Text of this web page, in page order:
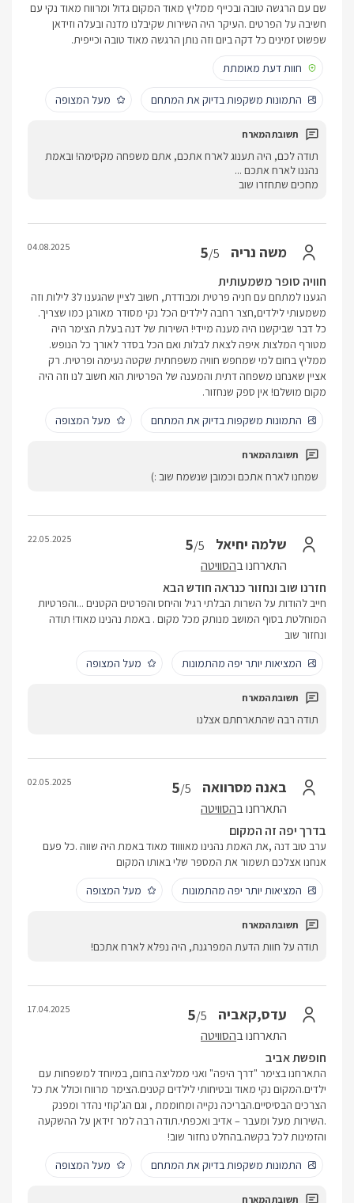
שם עם הרגשה טובה ובכייף ממליץ מאוד המקום גדול ומרווח מאוד נקי עם
חשיבה על הפרטים .העיקר היה השירות שקיבלנו מדנה ובעלה וזידאן
שפשוט זמינים כל דקה ביום וזה נותן הרגשה מאוד טובה וכייפית.
חוות דעת מאומתת
התמונות משקפות בדיוק את המתחם מעל המצופה
תודה לכם, היה תענוג לארח אתכם, אתם משפחה מקסימה! ובאמת
נהננו לארח אתכם ...
מחכים שתחזרו שוב
משה נריה 5/5
04.08.2025
חוויה סופר משמעותית
הגענו למתחם עם חניה פרטית ומבודדת, חשוב לציין שהגענו ל3 לילות וזה
משמעותי לילדים,חצר רחבה לילדים הכל נקי מסודר מאורגן כמו שצריך.
כל דבר שביקשנו היה מענה מיידי! השירות של דנה בעלת הצימר היה
מטורף המלצות איפה לצאת לבלות ואם הכל בסדר לאורך כל הנופש.
ממליץ בחום למי שמחפש חוויה משפחתית שקטה נעימה ופרטית. רק
אציין שאנחנו משפחה דתית והמענה של הפרטיות הוא חשוב לנו וזה היה
מקום מושלם! אין ספק שנחזור.
התמונות משקפות בדיוק את המתחם
מעל המצופה
שמחנו לארח אתכם וכמובן שנשמח שוב :)
שלמה יחיאל 5/5
התארחנו בהסוויטה
22.05.2025
חזרנו שוב ונחזור כנראה חודש הבא
חייב להודות על השרות הבלתי רגיל והיחס והפרטים הקטנים ...והפרטיות
המוחלטת בסוף המושב מנותק מכל מקום . באמת נהנינו מאוד! תודה
ונחזור שוב
המציאות יותר יפה מהתמונות
מעל המצופה
תודה רבה שהתארחתם אצלנו
באנה מסרוואה 5/5
התארחנו בהסוויטה
02.05.2025
בדרך יפה זה המקום
ערב טוב דנה ,את האמת נהנינו מאווווד מאוד באמת היה שווה .כל פעם
אנחנו אצלכם תשמור את המספר שלי באותו המקום
המציאות יותר יפה מהתמונות
מעל המצופה
תודה על חוות הדעת המפרגנת, היה נפלא לארח אתכם!
עדס,קאביה 5/5
התארחנו בהסוויטה
17.04.2025
חופשת אביב
התארחנו בצימר "דרך היפה" ואני ממליצה בחום, במיוחד למשפחות עם
ילדים.המקום נקי מאוד ובטיחותי לילדים קטנים.הצימר מרווח וכולל את כל
הצרכים הבסיסיים.הבריכה נקייה ומחוממת , וגם הג'קוזי נהדר ומפנק
.השירות מעל ומעבר – אדיב ואכפתי.תודה רבה למר זידאן על ההשקעה
והזמינות לכל בקשה.בהחלט נחזור שוב!
התמונות משקפות בדיוק את המתחם
מעל המצופה